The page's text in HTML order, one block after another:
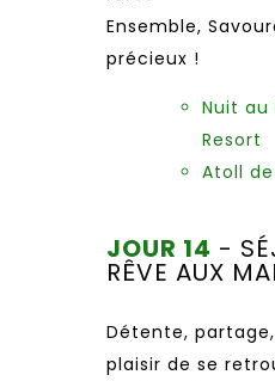
Ensemble,
précieux !
Nuit au
Resort
Atoll de
JOUR 14 -
RÊVE AUX
Détente,
plaisir de se